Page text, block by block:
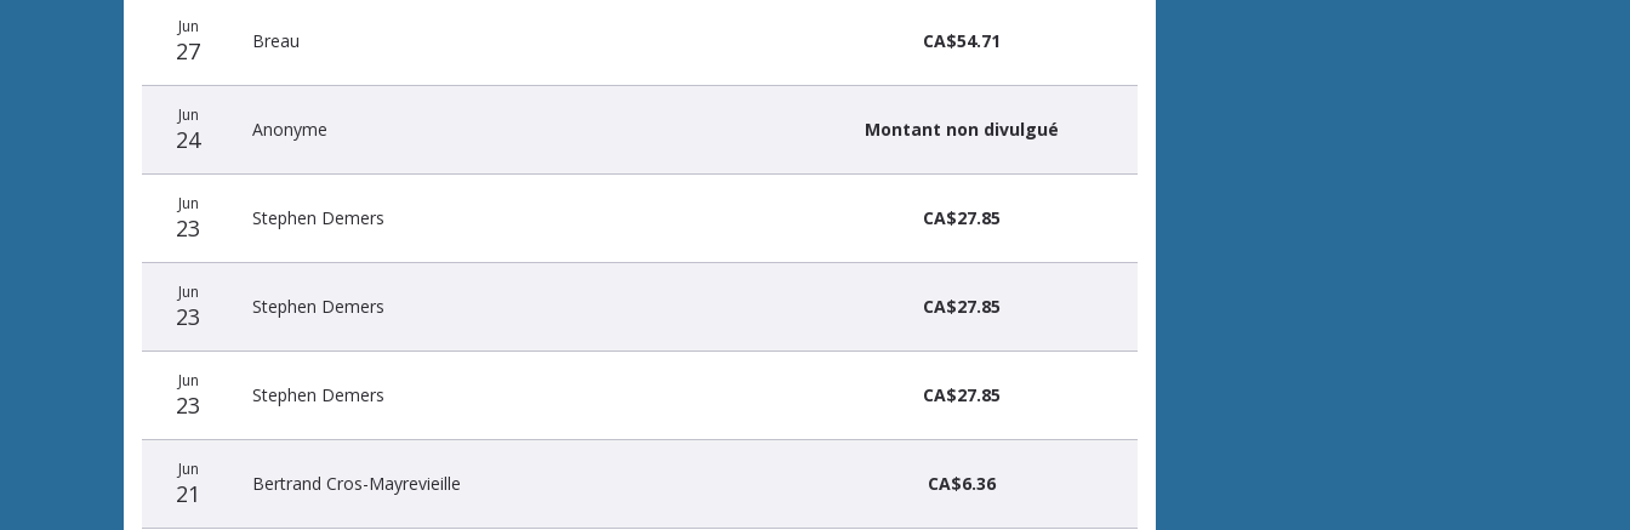
Jun
27 Breau CA$54.71
Jun
24 Anonyme Montant non divulgué
Jun
23 Stephen Demers CA$27.85
Jun
23 Stephen Demers CA$27.85
Jun
23 Stephen Demers CA$27.85
Jun
21 Bertrand Cros-Mayrevieille CA$6.36